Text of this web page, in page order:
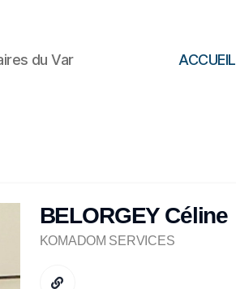
du Var ACCUEIL
BELORGEY Céline
KOMADOM SERVICES